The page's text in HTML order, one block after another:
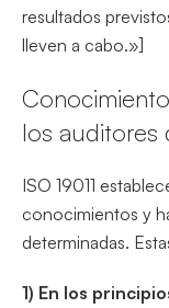
resultados
lleven a cabo.»]
los auditores
ISO 19011
conocimientos y
determinadas.
1) En los